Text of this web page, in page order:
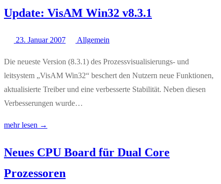
Update: VisAM Win32 v8.3.1
23. Januar 2007 Allgemein
Die neueste Version (8.3.1) des Prozessvisualisierungs- und
leitsystem „VisAM Win32“ beschert den Nutzern neue Funktionen,
aktualisierte Treiber und eine verbesserte Stabilität. Neben diesen
Verbesserungen wurde…
mehr lesen →
Neues CPU Board für Dual Core
Prozessoren